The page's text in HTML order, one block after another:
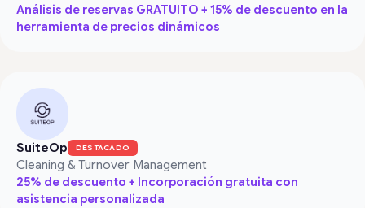
Análisis de reservas GRATUITO + 15% de descuento en la
herramienta de precios dinámicos
SuiteOp DESTACADO
Cleaning & Turnover Management
25% de descuento + Incorporación gratuita con
asistencia personalizada